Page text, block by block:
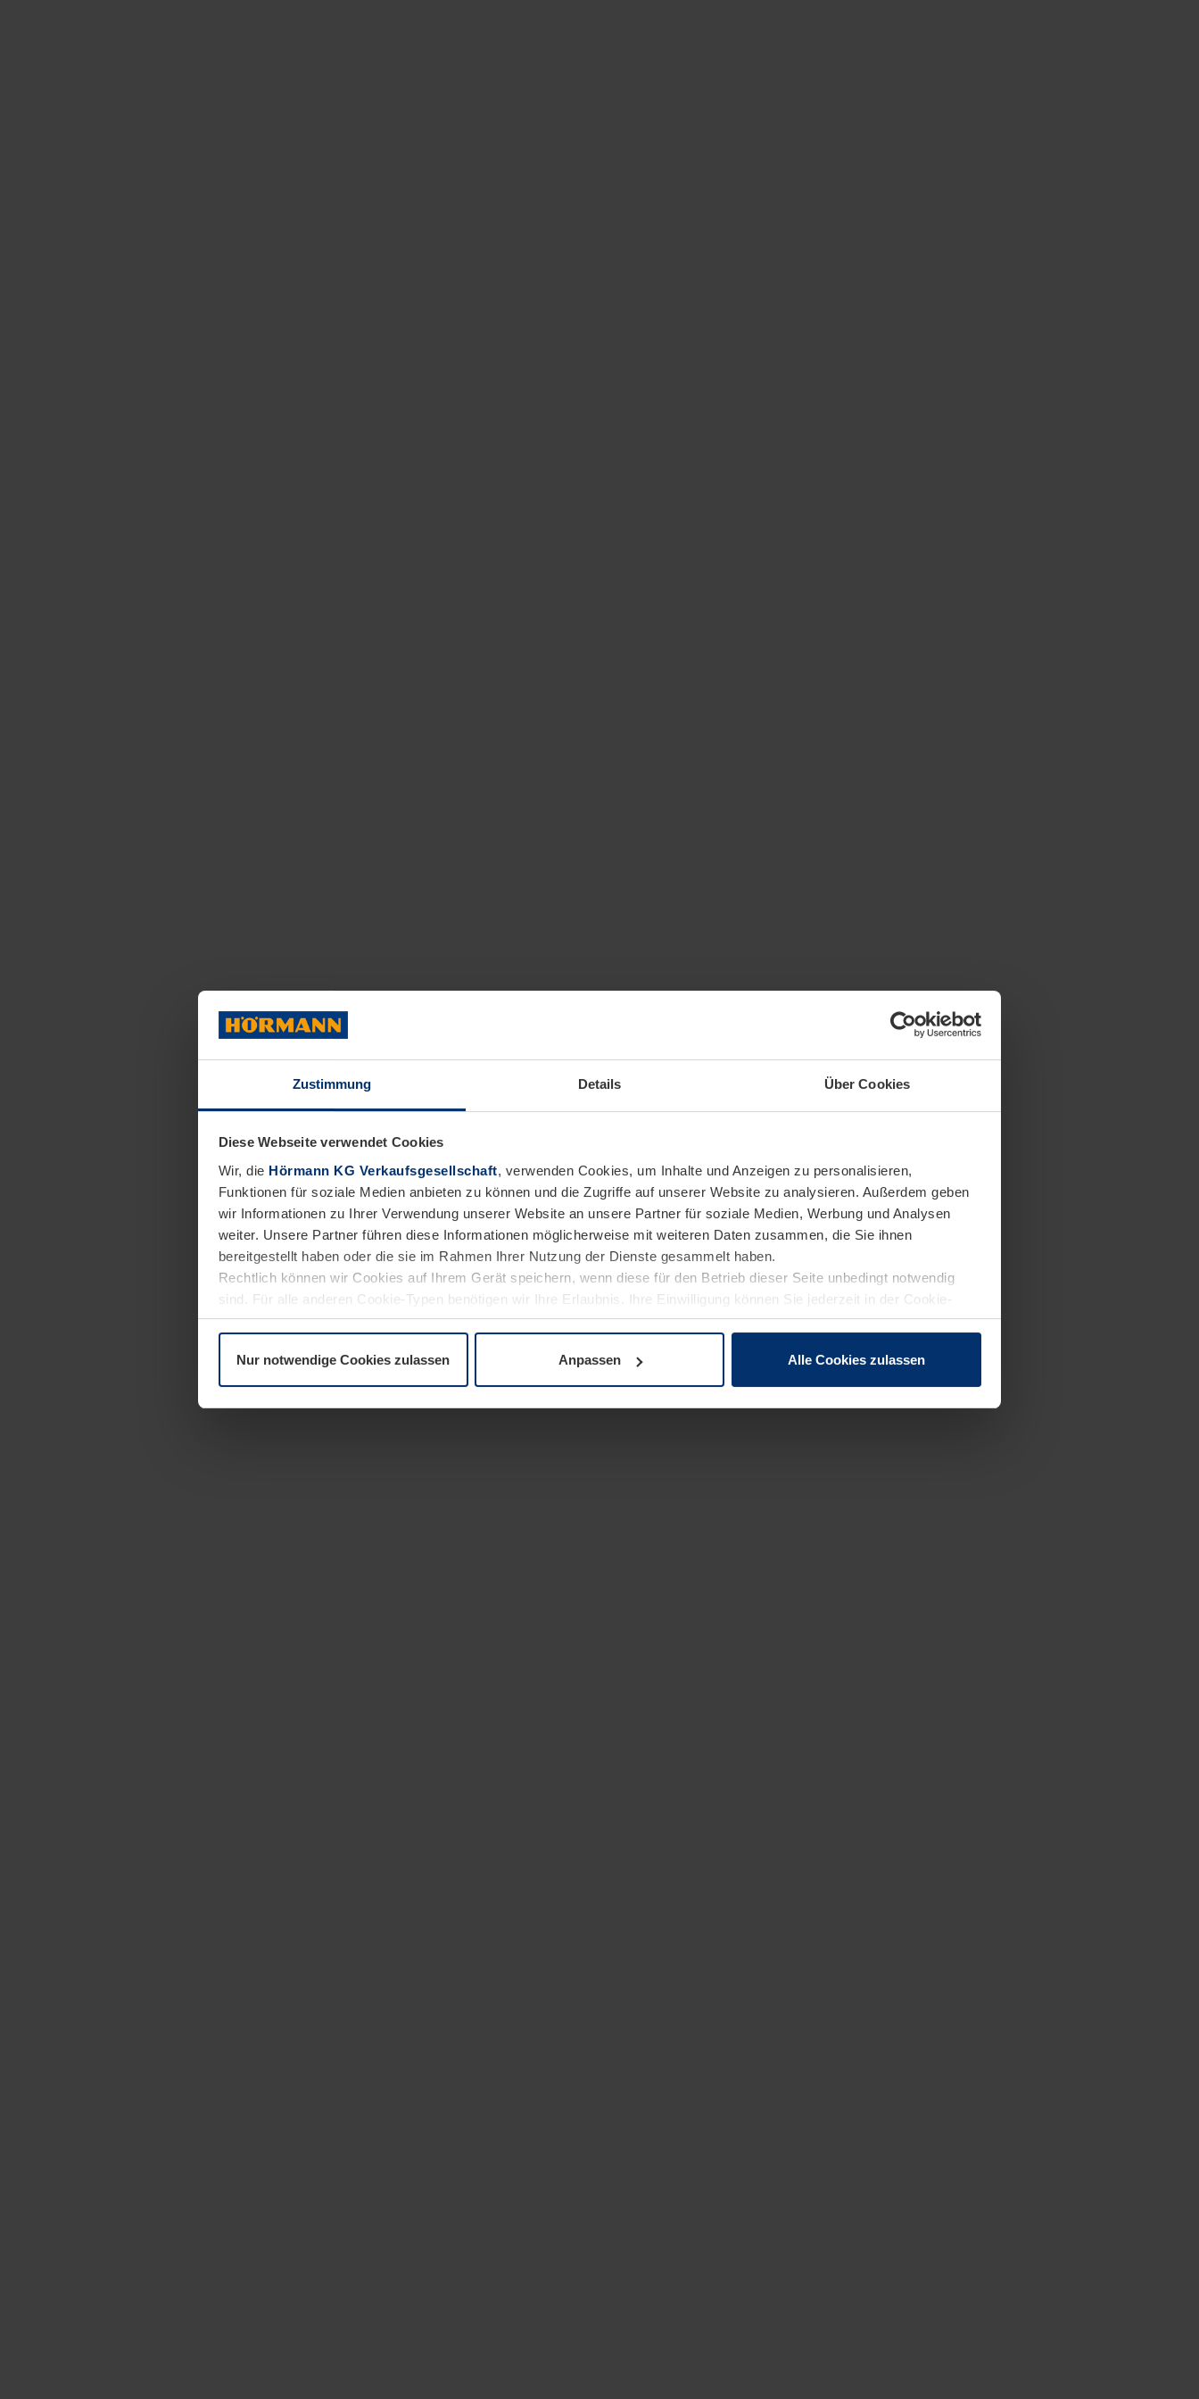
Zustimmung Details Über Cookies
Diese Webseite verwendet Cookies
Wir, die Hörmann KG Verkaufsgesellschaft, verwenden Cookies, um Inhalte und Anzeigen zu personalisieren,
Funktionen für soziale Medien anbieten zu können und die Zugriffe auf unserer Website zu analysieren. Außerdem geben
wir Informationen zu Ihrer Verwendung unserer Website an unsere Partner für soziale Medien, Werbung und Analysen
weiter. Unsere Partner führen diese Informationen möglicherweise mit weiteren Daten zusammen, die Sie ihnen
bereitgestellt haben oder die sie im Rahmen Ihrer Nutzung der Dienste gesammelt haben.
Rechtlich können wir Cookies auf Ihrem Gerät speichern, wenn diese für den Betrieb dieser Seite unbedingt notwendig
sind. Für alle anderen Cookie-Typen benötigen wir Ihre Erlaubnis. Ihre Einwilligung können Sie jederzeit in der Cookie-
Erläuterung auf der SeiteDatenschutzerklärungunserer Website ändern oder widerrufen.
Nur notwendige Cookies zulassen Anpassen Alle Cookies zulassen